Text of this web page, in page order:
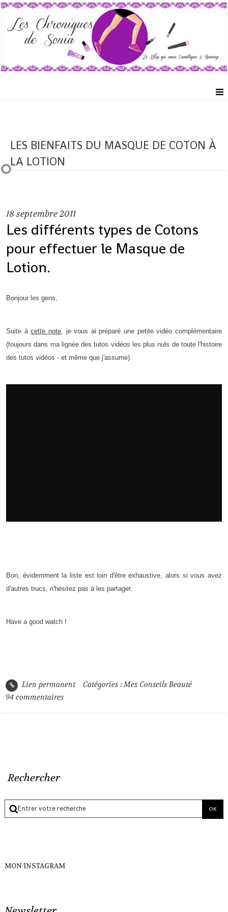
LES BIENFAITS DU MASQUE DE COTON À
LA LOTION
18septembre 2011
Les différents types de Cotons
pour effectuer le Masque de
Lotion.
Bonjour les gens,
Suite àcette note, je vous ai préparé une petite vidéo complémentaire
(toujours dans ma lignée des tutos vidéos les plus nuls de toute l'histoire
des tutos vidéos - et même que j'assume).
Bon, évidemment la liste est loin d'être exhaustive, alors si vous avez
d'autres trucs, n'hésitez pas à les partager.
Have a good watch !
Lien permanent Catégories :Mes Conseils Beauté
94 commentaires
Rechercher
MON INSTAGRAM